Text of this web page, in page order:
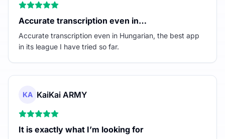
Accurate transcription even in…
Accurate transcription even in Hungarian, the best app
in its league I have tried so far.
KA KaiKai ARMY
It is exactly what I’m looking for